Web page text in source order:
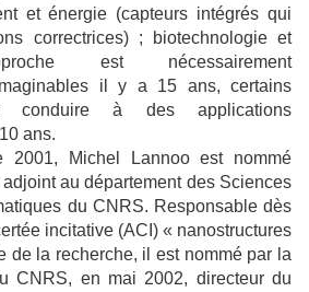
et énergie (capteurs intégrés qui
correctrices) ; biotechnologie et
est nécessairement
il y a 15 ans, certains
conduire à des applications
ans.
2001, Michel Lannoo est nommé
au département des Sciences
du CNRS. Responsable dès
incitative (ACI) « nanostructures
de la recherche, il est nommé par la
CNRS, en mai 2002, directeur du